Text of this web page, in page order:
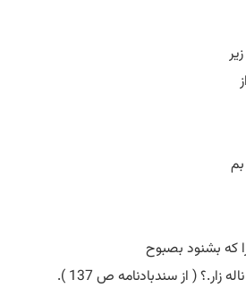
بشنود بصبوح
زار.؟ ( از سندبادنامه ص 137 ).